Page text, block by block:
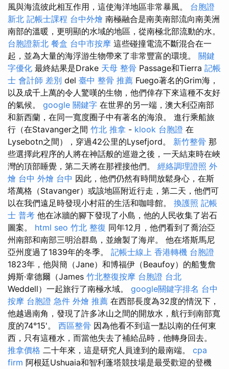
風與海流彼此相互作用，這使海洋地區非常暴風。 台胞證
新北 記帳士課程 台中外燴 南極融合是南美南部流向南美洲
南部的溫暖，更明顯的水域的地區，從南極北部流動的水。
台胞證新北 餐盒 台中市按摩 這些碰撞電流不斷混合在一
起，並為大量的海浮游生物帶來了非常豐富的環境。 關鍵
字優化 最終結果是Drake 天母 整骨 Passage和Tierra 記帳
士 會計師 差別 del 臺中 整骨 推薦 Fuego著名的Grim海，
以及成千上萬的令人驚嘆的生物，他們倖存下來這種不友好
的氣候。 google 關鍵字 在世界的另一端，澳大利亞南部
和新西蘭，在同一寬度圈子中有著名的海浪。 進行乘船旅
行（在Stavanger之間 竹北 推拿 - klook 台胞證 在
Lysebotn之間），穿過42公里的Lysefjord。 新竹整骨 那
些選擇此程序的人將在神話般的巡遊之後，一天結束時在峽
灣的頂部睡覺，第二天將在那裡接他們。 經絡調理證照 外
燴 台中 外燴 台中 因此，他們仍然有時間放鬆身心，在斯
塔萬格（Stavanger）或該地區附近行走，第二天，他們可
以在我們遠足時發現小村莊的生活和咖啡館。 換護照 記帳
士 普考 他在冰牆的腳下發現了小島，他的人民收集了岩石
圖案。 html seo 竹北 整復 同年12月，他們看到了喬治亞
州南部和南部三明治群島，並繪製了海岸。 他在塔斯馬尼
亞州度過了1839年的冬季。 記帳士線上 香港轉機 台胞證
1823年，他與簡（Jane）和博福伊（Beaufoy）的船隻詹
姆斯·韋德爾（James 竹北整復按摩 台胞證 台北
Weddell）一起旅行了南極水域。 google關鍵字排名 台中
按摩 台胞證 急件 外燴 推薦 在西部長度為32度的情況下，
他越過南角，發現了許多冰山之間的開放水，航行到南部寬
度的74°15'。 西區整骨 因為他看不到這一點以南的任何東
西，只有這種水，而當他失去了補給品時，他轉身回去。
推拿價格 二十年來，這是研究人員達到的最南端。 cpa
firm 阿根廷Ushuaia和智利蓬塔競技場是最受歡迎的登機